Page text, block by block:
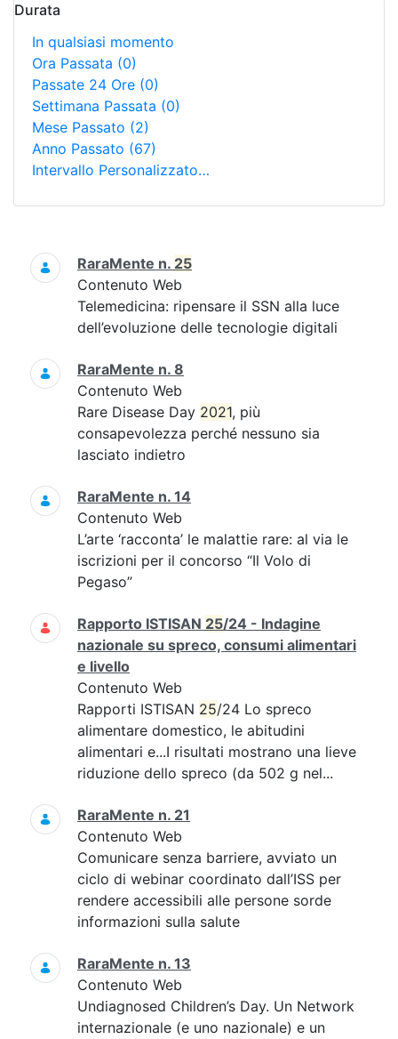
Durata
In qualsiasi momento
Ora Passata (0)
Passate 24 Ore (0)
Settimana Passata (0)
Mese Passato (2)
Anno Passato (67)
Intervallo Personalizzato…
Ricerca
RaraMente n. 25
Contenuto Web
Telemedicina: ripensare il SSN alla luce
dell’evoluzione delle tecnologie digitali
RaraMente n. 8
Contenuto Web
Rare Disease Day 2021, più
consapevolezza perché nessuno sia
lasciato indietro
RaraMente n. 14
Contenuto Web
L’arte ‘racconta’ le malattie rare: al via le
iscrizioni per il concorso “Il Volo di
Pegaso”
Rapporto ISTISAN 25/24 - Indagine
nazionale su spreco, consumi alimentari
e livello
Contenuto Web
Rapporti ISTISAN 25/24 Lo spreco
alimentare domestico, le abitudini
alimentari e...I risultati mostrano una lieve
riduzione dello spreco (da 502 g nel...
RaraMente n. 21
Contenuto Web
Comunicare senza barriere, avviato un
ciclo di webinar coordinato dall’ISS per
rendere accessibili alle persone sorde
informazioni sulla salute
RaraMente n. 13
Contenuto Web
Undiagnosed Children’s Day. Un Network
internazionale (e uno nazionale) e un